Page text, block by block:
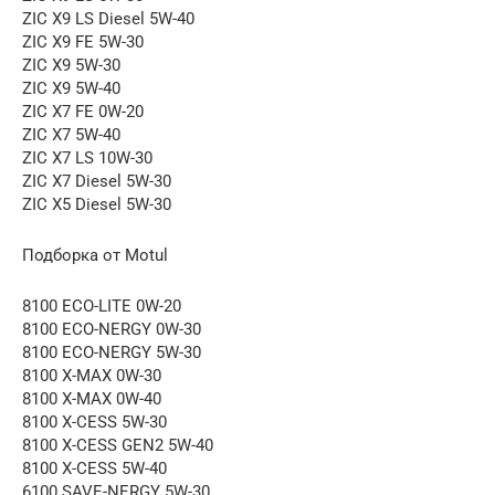
ZIC X9 LS Diesel 5W-40
ZIC X9 FE 5W-30
ZIC X9 5W-30
ZIC X9 5W-40
ZIC X7 FE 0W-20
ZIC X7 5W-40
ZIC X7 LS 10W-30
ZIC X7 Diesel 5W-30
ZIC X5 Diesel 5W-30
Подборка от Motul
8100 ECO-LITE 0W-20
8100 ECO-NERGY 0W-30
8100 ECO-NERGY 5W-30
8100 X-MAX 0W-30
8100 X-MAX 0W-40
8100 X-CESS 5W-30
8100 X-CESS GEN2 5W-40
8100 X-CESS 5W-40